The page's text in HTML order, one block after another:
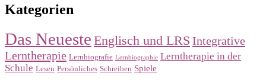
Kategorien
Das Neueste Englisch und LRS Integrative
Lerntherapie Lernbiografie Lernbiographie Lerntherapie in der
Schule Lesen Persönliches Schreiben Spiele